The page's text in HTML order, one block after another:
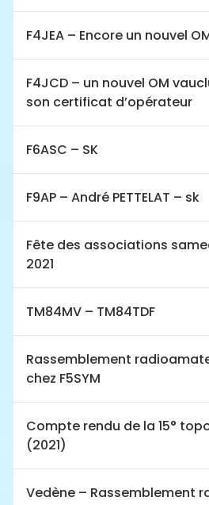
F4JEA – Encore un nouvel
F4JCD – un nouvel OM
son certificat d’opérateur
F6ASC – SK
F9AP – André PETTELAT – sk
Fête des associations
2021
TM84MV – TM84TDF
Rassemblement
chez F5SYM
Compte rendu de la 15°
(2021)
Vedène – Rassemblement